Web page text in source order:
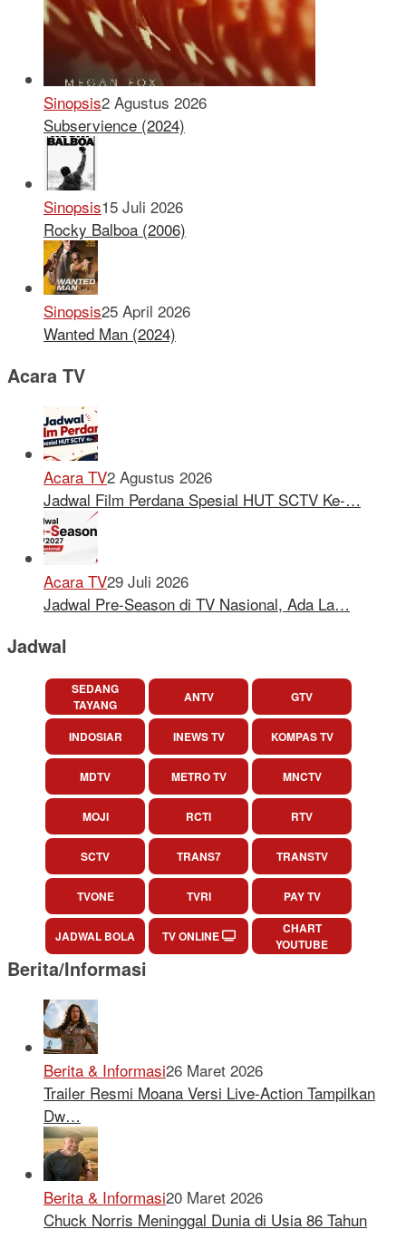
Sinopsis2 Agustus 2026
Subservience (2024)
Sinopsis15 Juli 2026
Rocky Balboa (2006)
Sinopsis25 April 2026
Wanted Man (2024)
Acara TV
Acara TV2 Agustus 2026
Jadwal Film Perdana Spesial HUT SCTV Ke-…
Acara TV29 Juli 2026
Jadwal Pre-Season di TV Nasional, Ada La…
Jadwal
SEDANG
TAYANG
ANTV GTV
INDOSIAR INEWS TV KOMPAS TV
MDTV METRO TV MNCTV
MOJI RCTI RTV
SCTV TRANS7 TRANSTV
TVONE TVRI PAY TV
JADWAL BOLA TV ONLINE
CHART
YOUTUBE
Berita/Informasi
Berita & Informasi26 Maret 2026
Trailer Resmi Moana Versi Live-Action Tampilkan
Dw…
Berita & Informasi20 Maret 2026
Chuck Norris Meninggal Dunia di Usia 86 Tahun